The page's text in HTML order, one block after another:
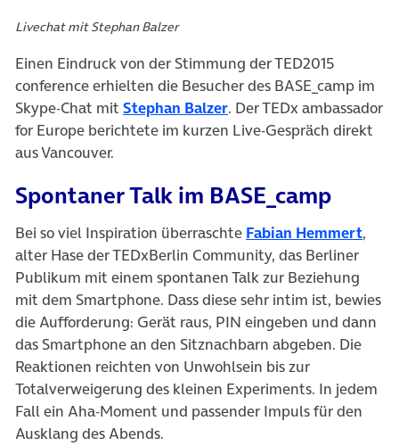
Livechat mit Stephan Balzer
Einen Eindruck von der Stimmung der TED2015
conference erhielten die Besucher des BASE_camp im
Skype-Chat mit Stephan Balzer(öffnet in neuem Tab)
. Der TEDx ambassador
for Europe berichtete im kurzen Live-Gespräch direkt
aus Vancouver.
Spontaner Talk im BASE_camp
Bei so viel Inspiration überraschte Fabian Hemmert,
alter Hase der TEDxBerlin Community, das Berliner
Publikum mit einem spontanen Talk zur Beziehung
mit dem Smartphone. Dass diese sehr intim ist, bewies
die Aufforderung: Gerät raus, PIN eingeben und dann
das Smartphone an den Sitznachbarn abgeben. Die
Reaktionen reichten von Unwohlsein bis zur
Totalverweigerung des kleinen Experiments. In jedem
Fall ein Aha-Moment und passender Impuls für den
Ausklang des Abends.